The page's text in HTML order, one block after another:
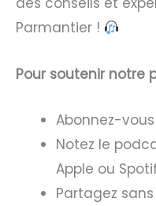
Parmantier !
Pour soutenir notre
Abonnez-vous
Notez le
Apple ou
Partagez